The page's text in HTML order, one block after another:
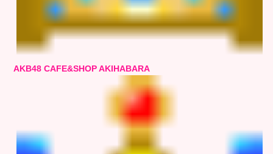
AKB48 CAFE&SHOP AKIHABARA